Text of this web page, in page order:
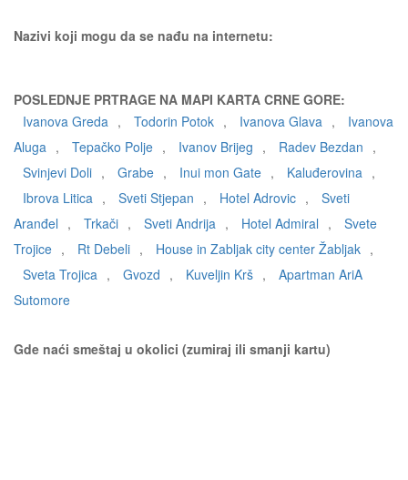
Nazivi koji mogu da se nađu na internetu:
POSLEDNJE PRTRAGE NA MAPI KARTA CRNE GORE:
Ivanova Greda , Todorin Potok , Ivanova Glava ,
Ivanova
Aluga , Tepačko Polje , Ivanov Brijeg , Radev Bezdan ,
Svinjevi Doli , Grabe , Inui mon Gate , Kaluđerovina ,
Ibrova Litica , Sveti Stjepan , Hotel Adrovic ,
Sveti
Aranđel , Trkači , Sveti Andrija , Hotel Admiral ,
Svete
Trojice , Rt Debeli , House in Zabljak city center Žabljak ,
Sveta Trojica , Gvozd , Kuveljin Krš ,
Apartman AriA
Sutomore
Gde naći smeštaj u okolici (zumiraj ili smanji kartu)